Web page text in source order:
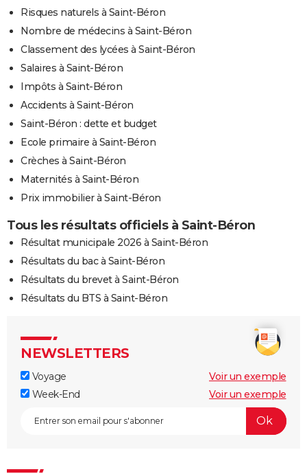
Risques naturels à Saint-Béron
Nombre de médecins à Saint-Béron
Classement des lycées à Saint-Béron
Salaires à Saint-Béron
Impôts à Saint-Béron
Accidents à Saint-Béron
Saint-Béron : dette et budget
Ecole primaire à Saint-Béron
Crèches à Saint-Béron
Maternités à Saint-Béron
Prix immobilier à Saint-Béron
Tous les résultats officiels à Saint-Béron
Résultat municipale 2026 à Saint-Béron
Résultats du bac à Saint-Béron
Résultats du brevet à Saint-Béron
Résultats du BTS à Saint-Béron
NEWSLETTERS
Voyage
Voir un exemple
Week-End
Voir un exemple